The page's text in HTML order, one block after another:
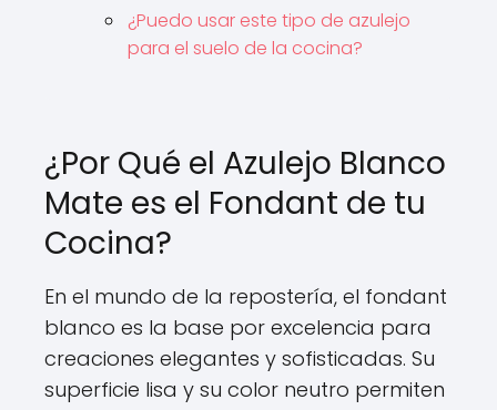
¿Puedo usar este tipo de azulejo
para el suelo de la cocina?
¿Por Qué el Azulejo Blanco
Mate es el Fondant de tu
Cocina?
En el mundo de la repostería, el fondant
blanco es la base por excelencia para
creaciones elegantes y sofisticadas. Su
superficie lisa y su color neutro permiten